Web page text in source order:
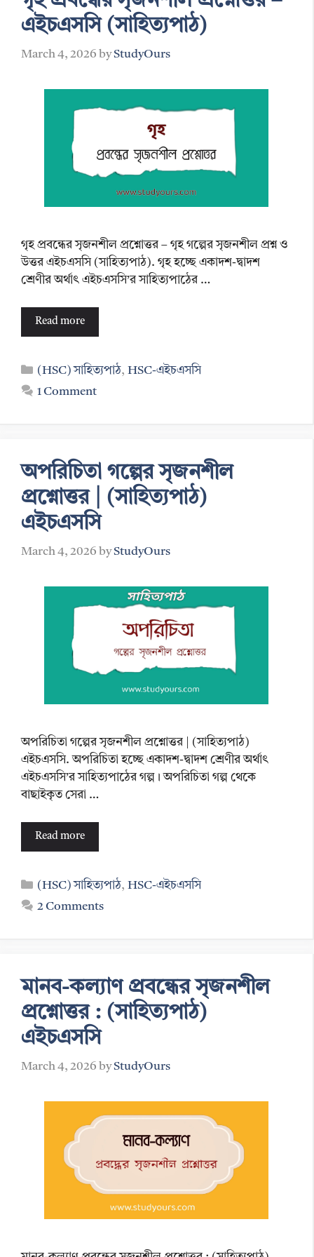
এইচএসসি (সাহিত্যপাঠ)
March 4, 2026 byStudyOurs
গৃহ প্রবন্ধের সৃজনশীল প্রশ্নোত্তর – গৃহ গল্পের সৃজনশীল প্রশ্ন ও
উত্তর এইচএসসি (সাহিত্যপাঠ). গৃহ হচ্ছে একাদশ-দ্বাদশ
শ্রেণীর অর্থাৎ এইচএসসি’র সাহিত্যপাঠের …
Read more
Categories
(HSC) সাহিত্যপাঠ,HSC-এইচএসসি
1 Comment
অপরিচিতা গল্পের সৃজনশীল
প্রশ্নোত্তর | (সাহিত্যপাঠ)
এইচএসসি
March 4, 2026 byStudyOurs
অপরিচিতা গল্পের সৃজনশীল প্রশ্নোত্তর | (সাহিত্যপাঠ)
এইচএসসি. অপরিচিতা হচ্ছে একাদশ-দ্বাদশ শ্রেণীর অর্থাৎ
এইচএসসি’র সাহিত্যপাঠের গল্প। অপরিচিতা গল্প থেকে
বাছাইকৃত সেরা …
Read more
Categories
(HSC) সাহিত্যপাঠ,HSC-এইচএসসি
2 Comments
মানব-কল্যাণ প্রবন্ধের সৃজনশীল
প্রশ্নোত্তর : (সাহিত্যপাঠ)
এইচএসসি
March 4, 2026 byStudyOurs